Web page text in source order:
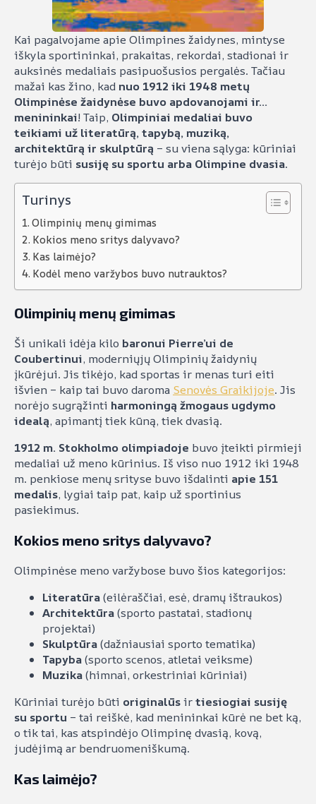
Kai pagalvojame apie Olimpines žaidynes, mintyse
iškyla sportininkai, prakaitas, rekordai, stadionai ir
auksinės medaliais pasipuošusios pergalės. Tačiau
mažai kas žino, kad nuo 1912 iki 1948 metų
Olimpinėse žaidynėse buvo apdovanojami ir…
menininkai! Taip, Olimpiniai medaliai buvo
teikiami už literatūrą, tapybą, muziką,
architektūrą ir skulptūrą – su viena sąlyga: kūriniai
turėjo būti susiję su sportu arba Olimpine dvasia.
Turinys
Olimpinių menų gimimas
Kokios meno sritys dalyvavo?
Kas laimėjo?
Kodėl meno varžybos buvo nutrauktos?
Olimpinių menų gimimas
Ši unikali idėja kilo baronui Pierre’ui de
Coubertinui, moderniųjų Olimpinių žaidynių
įkūrėjui. Jis tikėjo, kad sportas ir menas turi eiti
išvien – kaip tai buvo daroma Senovės Graikijoje. Jis
norėjo sugrąžinti harmoningą žmogaus ugdymo
idealą, apimantį tiek kūną, tiek dvasią.
1912 m. Stokholmo olimpiadoje buvo įteikti pirmieji
medaliai už meno kūrinius. Iš viso nuo 1912 iki 1948
m. penkiose menų srityse buvo išdalinti apie 151
medalis, lygiai taip pat, kaip už sportinius
pasiekimus.
Kokios meno sritys dalyvavo?
Olimpinėse meno varžybose buvo šios kategorijos:
Literatūra(eilėraščiai, esė, dramų ištraukos)
Architektūra(sporto pastatai, stadionų
projektai)
Skulptūra(dažniausiai sporto tematika)
Tapyba(sporto scenos, atletai veiksme)
Muzika(himnai, orkestriniai kūriniai)
Kūriniai turėjo būti originalūsirtiesiogiai susiję
su sportu – tai reiškė, kad menininkai kūrė ne bet ką,
o tik tai, kas atspindėjo Olimpinę dvasią, kovą,
judėjimą ar bendruomeniškumą.
Kas laimėjo?